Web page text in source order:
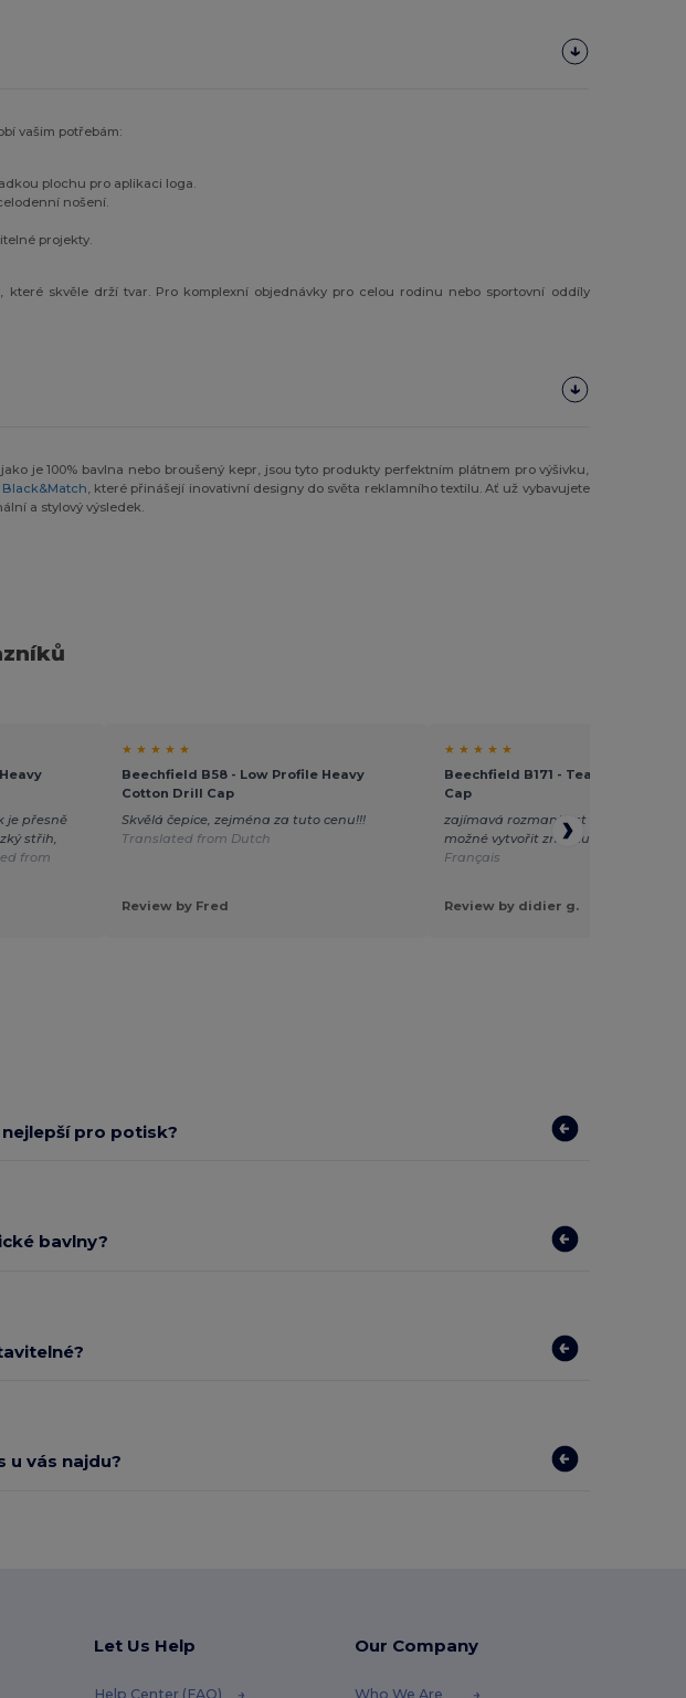
vašim potřebám:
plochu pro aplikaci loga.
nošení.
projekty.
, které skvěle drží tvar. Pro komplexní objednávky pro celou rodinu nebo sportovní oddíly
je 100% bavlna nebo broušený kepr, jsou tyto produkty perfektním plátnem pro výšivku,
Black&Match , které přinášejí inovativní designy do světa reklamního textilu. Ať už vybavujete
a stylový výsledek.
je přesně
střih,
from
★ ★ ★ ★ ★
Beechfield B58 - Low Profile Heavy
Cotton Drill Cap
Skvělá čepice, zejména za tuto cenu!!!
Translated from Dutch
Review by Fred
★ ★ ★ ★ ★
Beechfield B171 - Teamwear
Cap
zajímavá rozmanitost tvarů a barev
možné vytvořit značku?
Français
Review by didier g.
pro potisk?
bavlny?
u vás najdu?
Let Us Help
Help Center (FAQ)
Our Company
Who We Are